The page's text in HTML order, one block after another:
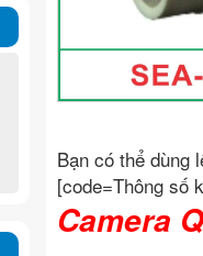
Bạn có thể dùng
[code=Thông số
Camera